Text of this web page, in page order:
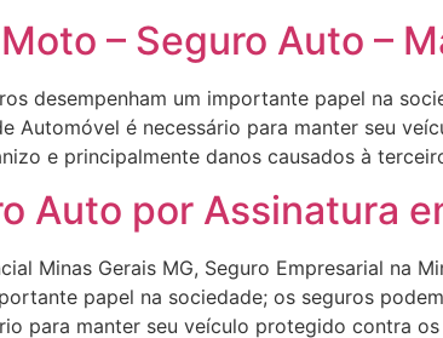
– Seguro Auto –
desempenham um importante papel na
Automóvel é necessário para manter seu
e principalmente danos causados à
Auto por Assinatura
Minas Gerais MG, Seguro Empresarial na
papel na sociedade; os seguros
para manter seu veículo protegido contra